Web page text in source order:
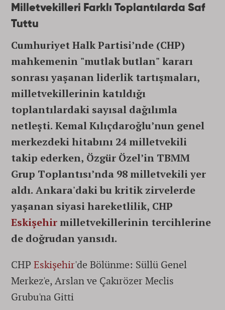
Milletvekilleri Farklı Toplantılarda Saf
Tuttu
Cumhuriyet Halk Partisi’nde (CHP)
mahkemenin "mutlak butlan" kararı
sonrası yaşanan liderlik tartışmaları,
milletvekillerinin katıldığı
toplantılardaki sayısal dağılımla
netleşti. Kemal Kılıçdaroğlu’nun genel
merkezdeki hitabını 24 milletvekili
takip ederken, Özgür Özel’in TBMM
Grup Toplantısı’nda 98 milletvekili yer
aldı. Ankara'daki bu kritik zirvelerde
yaşanan siyasi hareketlilik, CHP
Eskişehirmilletvekillerinin tercihlerine
de doğrudan yansıdı.
CHP Eskişehir'de Bölünme: Süllü Genel
Merkez'e, Arslan ve Çakırözer Meclis
Grubu'na Gitti